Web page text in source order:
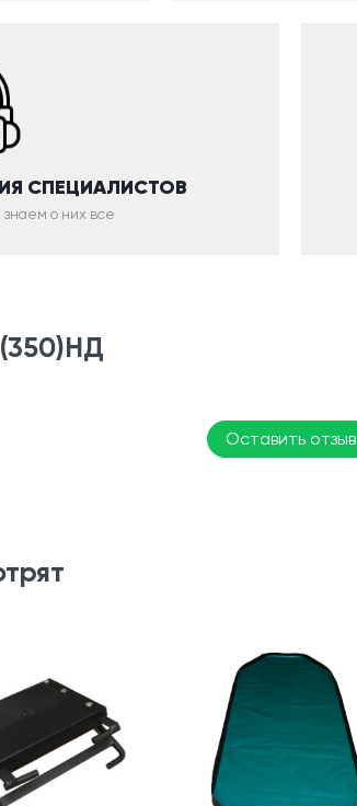
СПЕЦИАЛИСТОВ
знаем о них все
Оставить отзыв